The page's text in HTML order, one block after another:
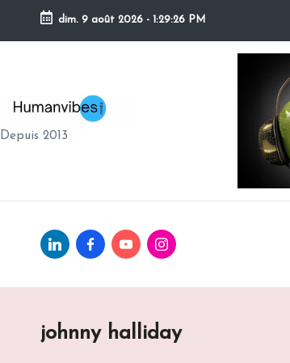
Skip
dim. 9 août 2026 - 1:29:27 PM
H
U
V
Depuis 2013
Linkedin.comfacebook.com
Youtube.comInstagram.com
johnny halliday